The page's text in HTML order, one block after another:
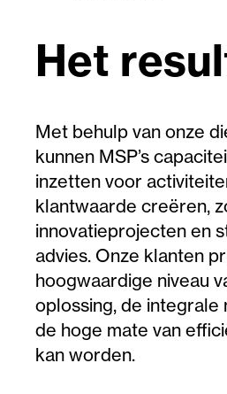
Het
Met behulp van onze
kunnen MSP’s
inzetten voor
klantwaarde creëren,
innovatieprojecten en
advies. Onze klanten
hoogwaardige niveau
oplossing, de integrale
de hoge mate van
kan worden.